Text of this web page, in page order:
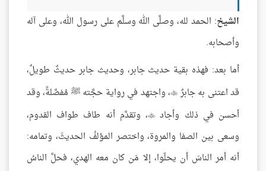
الشيخ: الحمد لله، وصلَّى الله وسلَّم على رسول الله، وعلى آله
وأصحابه.
أما بعد: فهذه بقية حديث جابر، وحديث جابر حديثٌ طويلٌ،
قد اعتنى به جابرٌ ، واجتهد في رواية حجَّته ﷺ مُفصَّلةً، وقد
أحسن في ذلك وأجاد ، وتقدَّم أنه طاف طواف القدوم،
وسعى بين الصفا والمروة، واختصر المؤلفُ الحديثَ، وتمامه:
أنه أمر الناسَ أن يحلّوا، إلا مَن كان معه الهدي، فحلَّ الناسُ